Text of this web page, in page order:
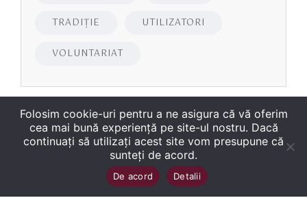
TRADIȚIE UTILIZATORI
VOLUNTARIAT
2026Biblioteca Județeană
„George Bariţiu‟ Braşov. Toate drepturile sunt
Folosim cookie-uri pentru a ne asigura că vă oferim
cea mai bună experiență pe site-ul nostru. Dacă
continuați să utilizați acest site vom presupune că
sunteți de acord.
De acord Detalii